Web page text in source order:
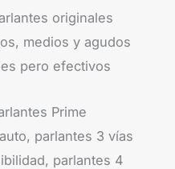
originales
medios y agudos
pero efectivos
Prime
parlantes 3 vías
parlantes 4